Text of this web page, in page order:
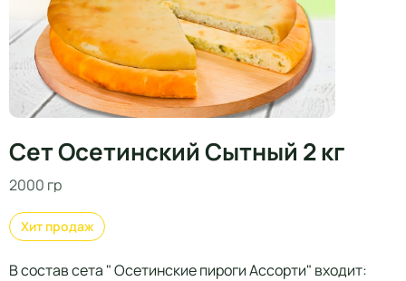
Сет Осетинский Сытный 2 кг
2000 гр
Хит продаж
В состав сета " Осетинские пироги Ассорти" входит: